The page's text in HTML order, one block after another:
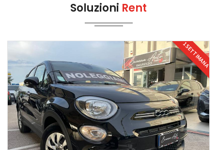
Soluzioni Rent
1 SETTIMANA